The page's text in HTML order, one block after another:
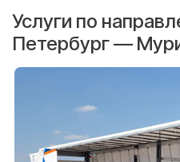
Услуги по
Петербург —